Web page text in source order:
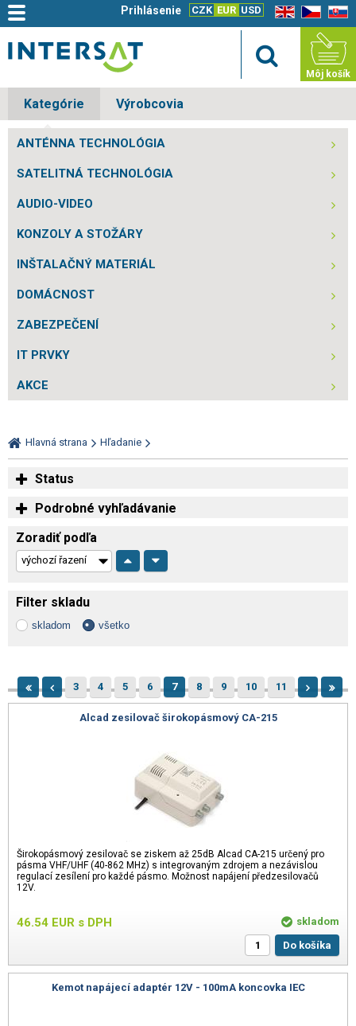
EN CZ SK
CZK EUR USD
Prihlásenie
Môj košík
Kategórie Výrobcovia
ANTÉNNA TECHNOLÓGIA
SATELITNÁ TECHNOLÓGIA
AUDIO-VIDEO
KONZOLY A STOŽÁRY
INŠTALAČNÝ MATERIÁL
DOMÁCNOST
ZABEZPEČENÍ
IT PRVKY
AKCE
Hlavná strana Hľadanie
Status
Podrobné vyhľadávanie
Zoradiť podľa
Filter skladu
skladom všetko
3 4 5 6 7 8 9 10 11
Alcad zesilovač širokopásmový CA-215
Širokopásmový zesilovač se ziskem až 25dB Alcad CA-215 určený pro
pásma VHF/UHF (40-862 MHz) s integrovaným zdrojem a nezávislou
regulací zesílení pro každé pásmo. Možnost napájení předzesilovačů
12V.
46.54 EUR s DPH
skladom
Do košíka
Kemot napájecí adaptér 12V - 100mA koncovka IEC